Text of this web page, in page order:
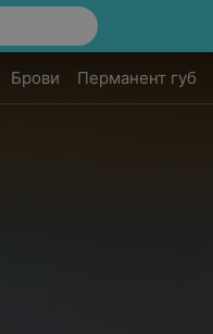
Брови Перманент губ